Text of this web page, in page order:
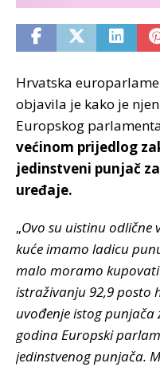
Hrvatska
objavila je kako je
Europskog
većinom prijedlog
jedinstveni punjač
uređaje.
„Ovo su uistinu odlične
kuće imamo ladicu
malo moramo
istraživanju 92,9 posto
uvođenje istog punjača
godina Europski
jedinstvenog punjača.